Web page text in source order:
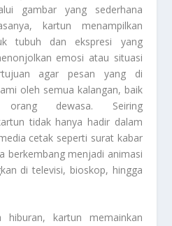
gambar yang sederhana
kartun menampilkan
tubuh dan ekspresi yang
emosi atau situasi
agar pesan yang di
oleh semua kalangan, baik
orang dewasa. Seiring
tidak hanya hadir dalam
cetak seperti surat kabar
berkembang menjadi animasi
di televisi, bioskop, hingga
hiburan, kartun memainkan